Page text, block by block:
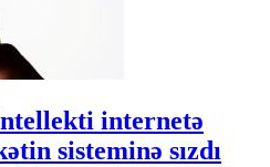
internetə
sisteminə sızdı